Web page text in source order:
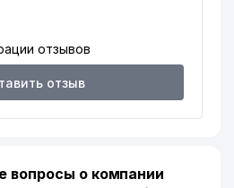
отзывов
отзыв
вопросы о компании